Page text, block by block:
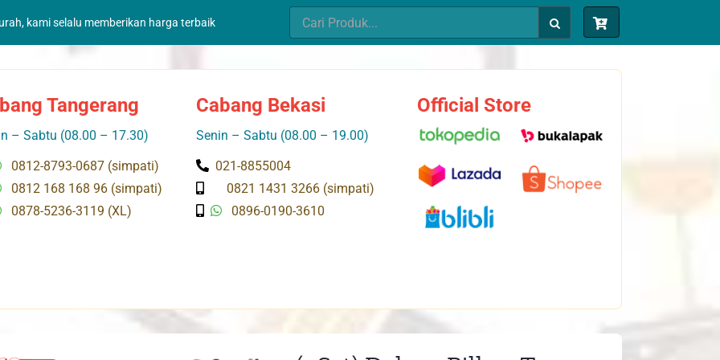
kami selalu memberikan harga terbaik
Search
for:
Tangerang
– Sabtu (08.00 – 17.30)
0812-8793-0687 (simpati)
0812 168 168 96 (simpati)
0878-5236-3119 (XL)
Cabang Bekasi
Senin – Sabtu (08.00 – 19.00)
021-8855004
0821 1431 3266 (simpati)
0896-0190-3610
Official Store